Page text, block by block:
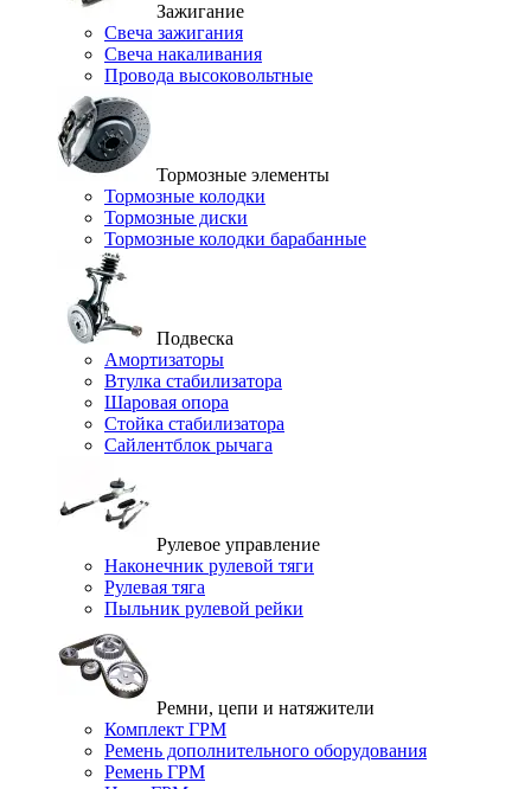
Зажигание
Свеча зажигания
Свеча накаливания
Провода высоковольтные
Тормозные элементы
Тормозные колодки
Тормозные диски
Тормозные колодки барабанные
Подвеска
Амортизаторы
Втулка стабилизатора
Шаровая опора
Стойка стабилизатора
Сайлентблок рычага
Рулевое управление
Наконечник рулевой тяги
Рулевая тяга
Пыльник рулевой рейки
Ремни, цепи и натяжители
Комплект ГРМ
Ремень дополнительного оборудования
Ремень ГРМ